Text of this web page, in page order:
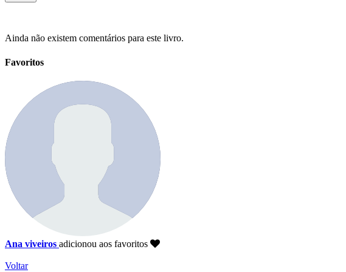
Ainda não existem comentários para este livro.
Favoritos
Ana viveiros adicionou aos favoritos
Voltar